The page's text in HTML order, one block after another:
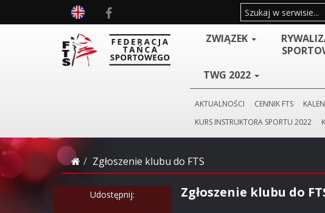
ZWIĄZEK
TWG 2022
AKTUALNOŚCI CENNIK FTS
KURS INSTRUKTORA SPORTU 2022
Zgłoszenie klubu do FTS
Udostępnij: Zgłoszenie klubu do